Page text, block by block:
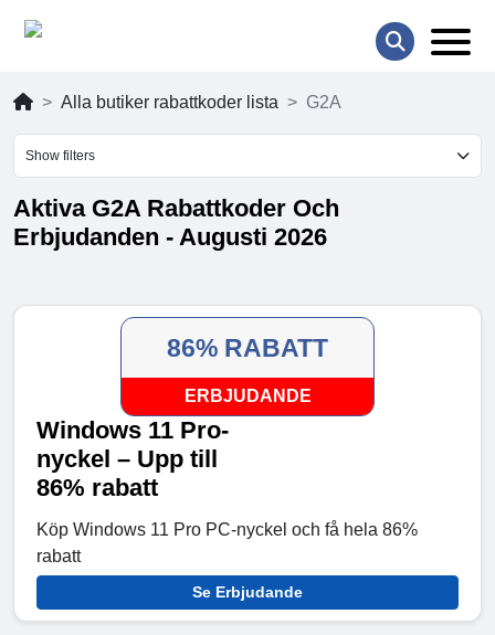
Alla butiker rabattkoder lista G2A
Show filters
Aktiva G2A Rabattkoder Och
Erbjudanden - Augusti 2026
86% RABATT
ERBJUDANDE
Windows 11 Pro-
nyckel – Upp till
86% rabatt
Köp Windows 11 Pro PC-nyckel och få hela 86%
rabatt
Se Erbjudande